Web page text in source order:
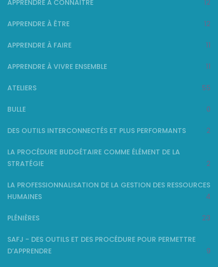
APPRENDRE À CONNAITRE 12
APPRENDRE À ÊTRE 12
APPRENDRE À FAIRE 11
APPRENDRE À VIVRE ENSEMBLE 11
ATELIERS 55
BULLE 0
DES OUTILS INTERCONNECTÉS ET PLUS PERFORMANTS 2
LA PROCÉDURE BUDGÉTAIRE COMME ÉLÉMENT DE LA
STRATÉGIE
2
LA PROFESSIONNALISATION DE LA GESTION DES RESSOURCES
HUMAINES
4
PLÉNIÈRES 23
SAFJ - DES OUTILS ET DES PROCÉDURE POUR PERMETTRE
D’APPRENDRE
9